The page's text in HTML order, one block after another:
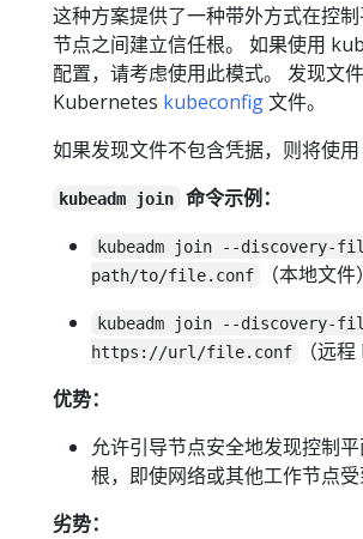
这种方案提供了一种带外方式在控
节点之间建立信任根。 如果使用
配置，请考虑使用此模式。 发现文
Kubernetes kubeconfig文件。
如果发现文件不包含凭据，则将使用
kubeadm join 命令示例：
kubeadm join --discovery-
path/to/file.conf
（本地文件）
kubeadm join --discovery-
https://url/file.conf
（远
优势：
允许引导节点安全地发现控制
根，即使网络或其他工作节点受
劣势：